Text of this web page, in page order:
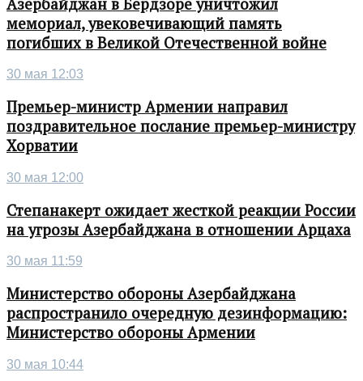
мемориал, увековечивающий память
погибших в Великой Отечественной войне
30 мая 12:03
Премьер-министр Армении направил
поздравительное послание премьер-министру
Хорватии
30 мая 12:00
Степанакерт ожидает жесткой реакции России
на угрозы Азербайджана в отношении Арцаха
30 мая 11:59
Министерство обороны Азербайджана
распространило очередную дезинформацию:
Министерство обороны Армении
30 мая 10:44